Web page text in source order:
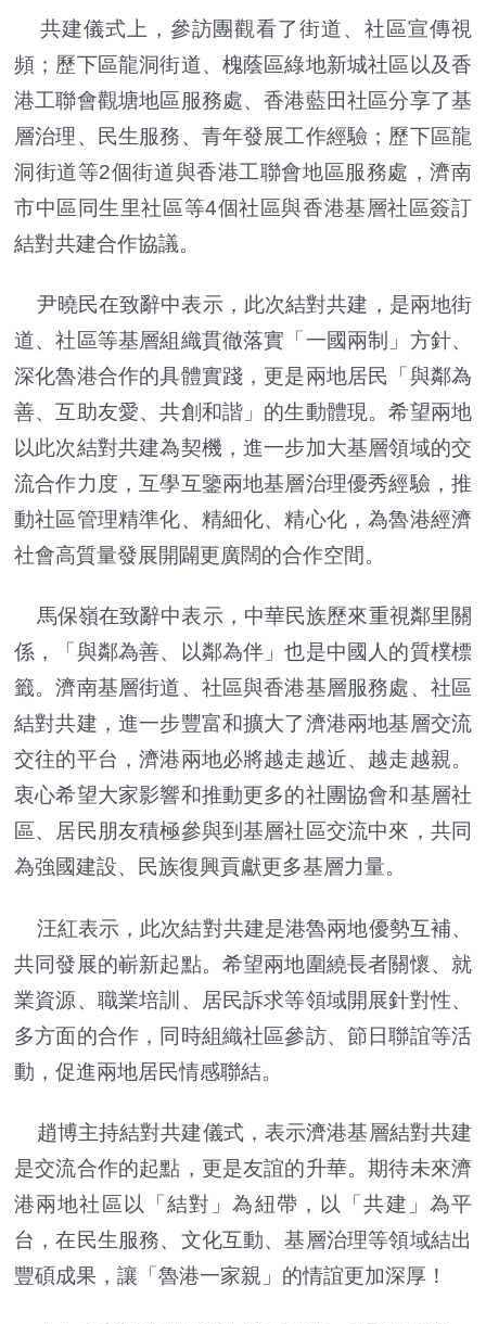
共建儀式上，參訪團觀看了街道、社區宣傳視
頻；歷下區龍洞街道、槐蔭區綠地新城社區以及香
港工聯會觀塘地區服務處、香港藍田社區分享了基
層治理、民生服務、青年發展工作經驗；歷下區龍
洞街道等2個街道與香港工聯會地區服務處，濟南
市中區同生里社區等4個社區與香港基層社區簽訂
結對共建合作協議。
尹曉民在致辭中表示，此次結對共建，是兩地街
道、社區等基層組織貫徹落實「一國兩制」方針、
深化魯港合作的具體實踐，更是兩地居民「與鄰為
善、互助友愛、共創和諧」的生動體現。希望兩地
以此次結對共建為契機，進一步加大基層領域的交
流合作力度，互學互鑒兩地基層治理優秀經驗，推
動社區管理精準化、精細化、精心化，為魯港經濟
社會高質量發展開闢更廣闊的合作空間。
馬保嶺在致辭中表示，中華民族歷來重視鄰里關
係，「與鄰為善、以鄰為伴」也是中國人的質樸標
籤。濟南基層街道、社區與香港基層服務處、社區
結對共建，進一步豐富和擴大了濟港兩地基層交流
交往的平台，濟港兩地必將越走越近、越走越親。
衷心希望大家影響和推動更多的社團協會和基層社
區、居民朋友積極參與到基層社區交流中來，共同
為強國建設、民族復興貢獻更多基層力量。
汪紅表示，此次結對共建是港魯兩地優勢互補、
共同發展的嶄新起點。希望兩地圍繞長者關懷、就
業資源、職業培訓、居民訴求等領域開展針對性、
多方面的合作，同時組織社區參訪、節日聯誼等活
動，促進兩地居民情感聯結。
趙博主持結對共建儀式，表示濟港基層結對共建
是交流合作的起點，更是友誼的升華。期待未來濟
港兩地社區以「結對」為紐帶，以「共建」為平
台，在民生服務、文化互動、基層治理等領域結出
豐碩成果，讓「魯港一家親」的情誼更加深厚！